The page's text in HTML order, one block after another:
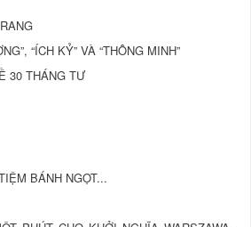
“ÍCH KỶ” VÀ “THÔNG MINH”
30 THÁNG TƯ
BÁNH NGỌT...